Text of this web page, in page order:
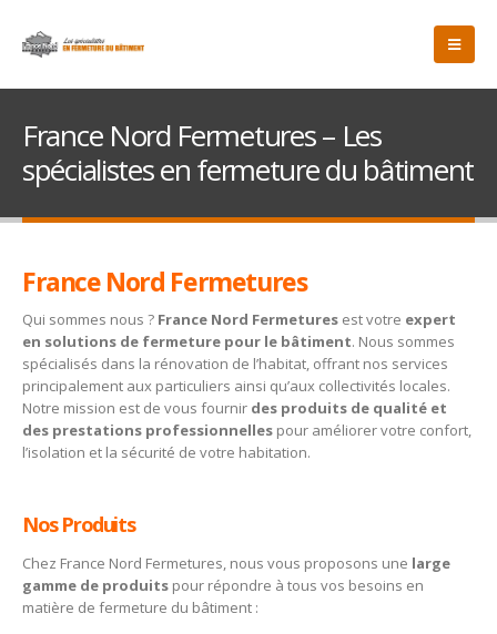
France Nord Fermetures – Les
spécialistes en fermeture du bâtiment
France Nord Fermetures
Qui sommes nous ? France Nord Fermetures est votre expert
en solutions de fermeture pour le bâtiment. Nous sommes
spécialisés dans la rénovation de l’habitat, offrant nos services
principalement aux particuliers ainsi qu’aux collectivités locales.
Notre mission est de vous fournir des produits de qualité et
des prestations professionnelles pour améliorer votre confort,
l’isolation et la sécurité de votre habitation.
Nos Produits
Chez France Nord Fermetures, nous vous proposons une large
gamme de produits pour répondre à tous vos besoins en
matière de fermeture du bâtiment :